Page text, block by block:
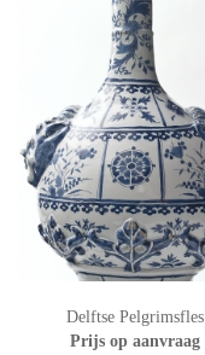
Delftse Pelgrimsfles
Prijs op aanvraag